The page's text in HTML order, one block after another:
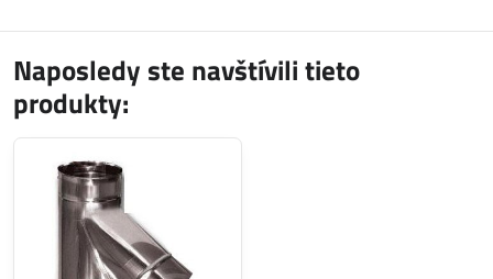
Naposledy ste navštívili tieto
produkty: